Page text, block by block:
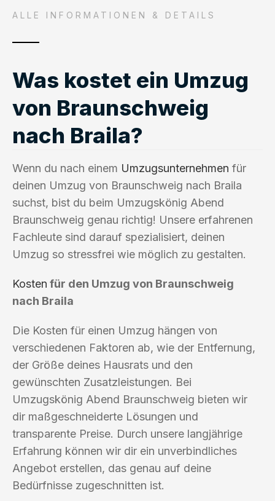
ALLE INFORMATIONEN & DETAILS
Was kostet ein Umzug
von Braunschweig
nach Braila?
Wenn du nach einem Umzugsunternehmen für
deinen Umzug von Braunschweig nach Braila
suchst, bist du beim Umzugskönig Abend
Braunschweig genau richtig! Unsere erfahrenen
Fachleute sind darauf spezialisiert, deinen
Umzug so stressfrei wie möglich zu gestalten.
Kosten für den Umzug von Braunschweig
nach Braila
Die Kosten für einen Umzug hängen von
verschiedenen Faktoren ab, wie der Entfernung,
der Größe deines Hausrats und den
gewünschten Zusatzleistungen. Bei
Umzugskönig Abend Braunschweig bieten wir
dir maßgeschneiderte Lösungen und
transparente Preise. Durch unsere langjährige
Erfahrung können wir dir ein unverbindliches
Angebot erstellen, das genau auf deine
Bedürfnisse zugeschnitten ist.